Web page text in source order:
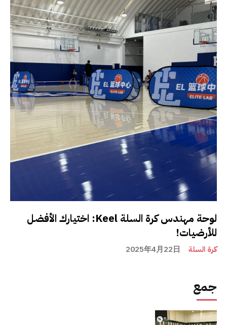
لوحة مهندس كرة السلة Keel: اختيارك الأفضل
للأرضيات!
كرة السلة 2025年4月22日
جمع